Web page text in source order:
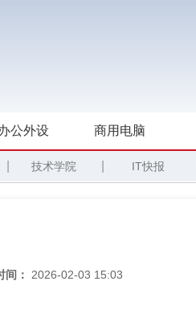
公外设 商用电脑
技术学院 IT快报
间： 2026-02-03 15:03